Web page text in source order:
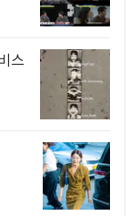
스